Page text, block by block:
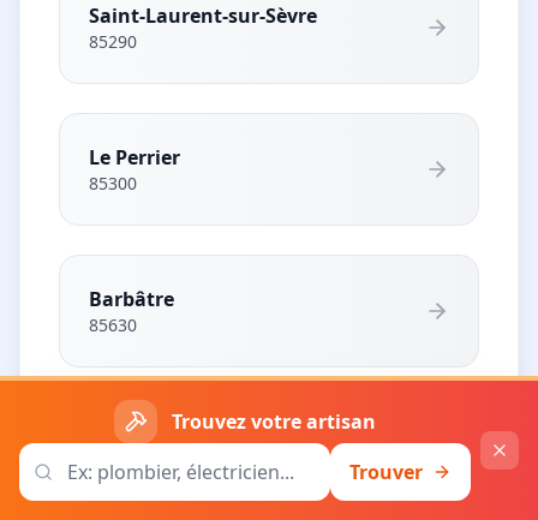
Trouvez votre artisan
Trouver
Saint-Laurent-sur-Sèvre
85290
Le Perrier
85300
Barbâtre
85630
L'Aiguillon-la-Presqu'île
85460